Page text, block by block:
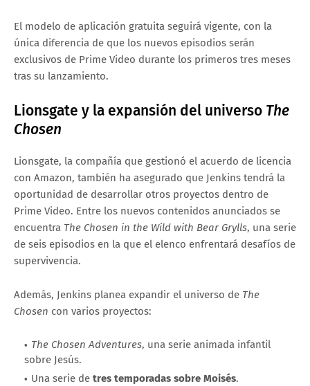
El modelo de aplicación gratuita seguirá vigente, con la
única diferencia de que los nuevos episodios serán
exclusivos de Prime Video durante los primeros tres meses
tras su lanzamiento.
Lionsgate y la expansión del universo The
Chosen
Lionsgate, la compañía que gestionó el acuerdo de licencia
con Amazon, también ha asegurado que Jenkins tendrá la
oportunidad de desarrollar otros proyectos dentro de
Prime Video. Entre los nuevos contenidos anunciados se
encuentra The Chosen in the Wild with Bear Grylls, una serie
de seis episodios en la que el elenco enfrentará desafíos de
supervivencia.
Además, Jenkins planea expandir el universo de The
Chosen con varios proyectos:
The Chosen Adventures, una serie animada infantil
sobre Jesús.
Una serie de tres temporadas sobre Moisés.